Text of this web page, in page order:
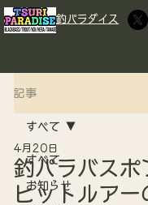
​釣パラダイス
記事
すべて
お知らせ
すべて
釣パラバスポ
ヒットルア
4月20日